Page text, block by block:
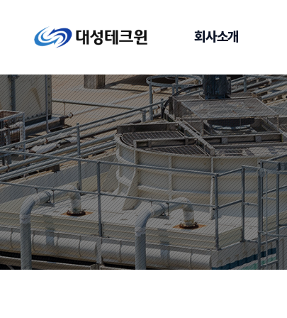
회사소개